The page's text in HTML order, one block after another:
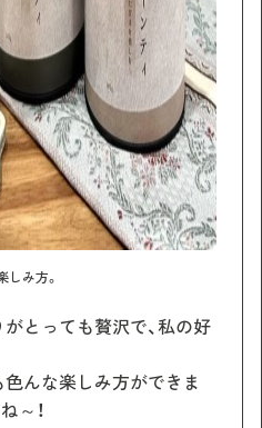
み方。
とっても贅沢で、私の好
んな楽しみ方ができま
～！